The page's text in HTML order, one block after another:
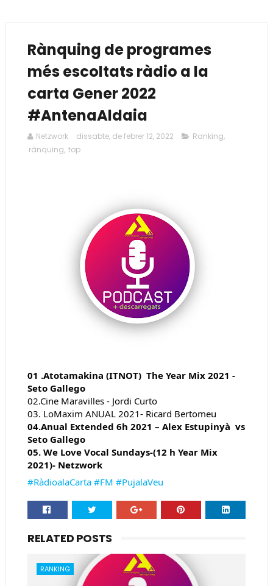
Rànquing de programes
més escoltats ràdio a la
carta Gener 2022
#AntenaAldaia
Netzwork dissabte, de febrer 12, 2022 Ranking,
rànquing, top
01 .Atotamakina (ITNOT)  The Year Mix 2021 -
Seto Gallego
02.Cine Maravilles - Jordi Curto
03. LoMaxim ANUAL 2021- Ricard Bertomeu
04.Anual Extended 6h 2021 – Alex Estupinyà  vs
Seto Gallego
05. We Love Vocal Sundays-(12 h Year Mix
2021)- Netzwork
#RàdioalaCarta #FM #PujalaVeu
RELATED POSTS
RANKING